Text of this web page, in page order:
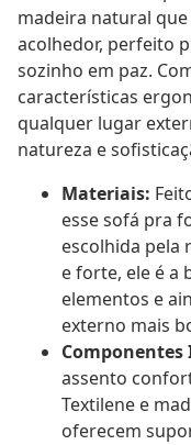
madeira natural
acolhedor, perfeito
sozinho em paz.
características
qualquer lugar
natureza e
Materiais:
esse sofá pra
escolhida pela
e forte, ele é a
elementos e
externo mais
Componentes
assento
Textilene e
oferecem